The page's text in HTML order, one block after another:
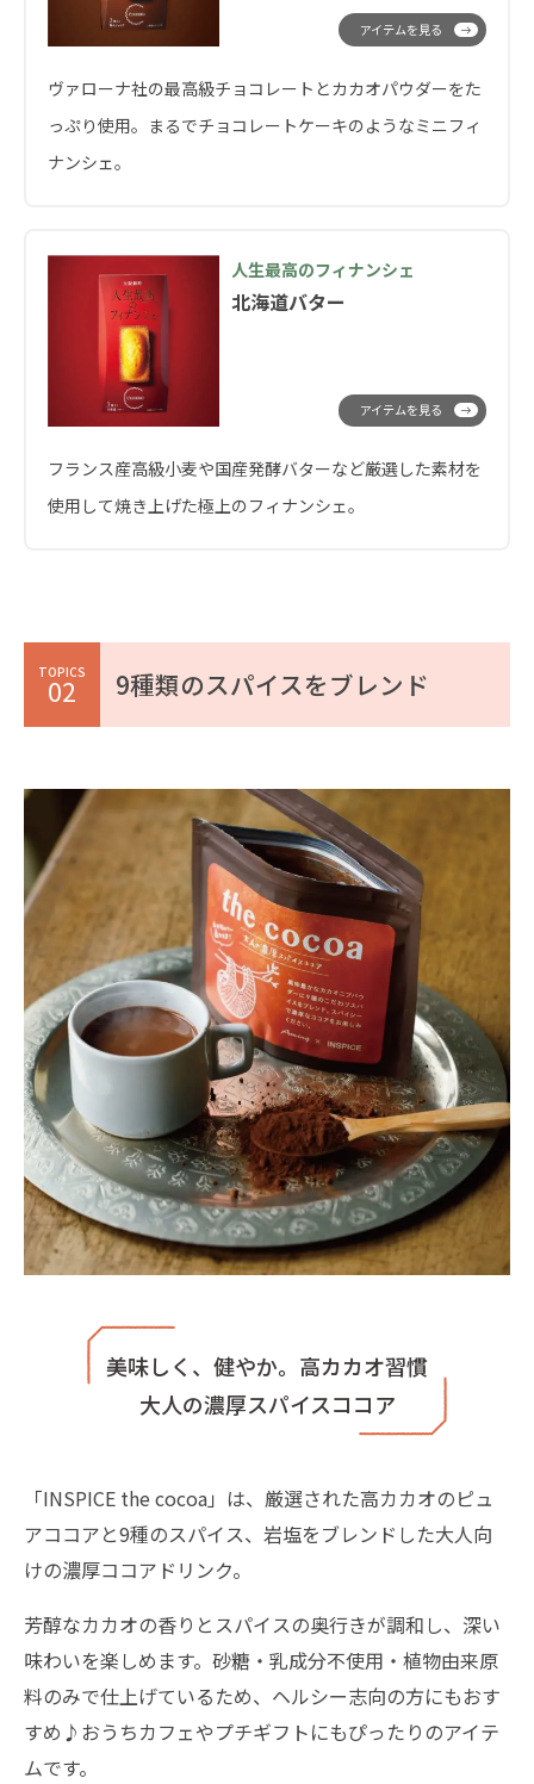
ヴァローナ社の最高級チョコレートとカカオパウダーをた
っぷり使用。まるでチョコレートケーキのようなミニフィ
ナンシェ。
アイテムを見る
北海道バター
人生最高のフィナンシェ
フランス産高級小麦や国産発酵バターなど厳選した素材を
使用して焼き上げた極上のフィナンシェ。
アイテムを見る
TOPICS
02 9種類のスパイスをブレンド
美味しく、健やか。高カカオ習慣
大人の濃厚スパイスココア
「INSPICE the cocoa」は、厳選された高カカオのピュ
アココアと9種のスパイス、岩塩をブレンドした大人向
けの濃厚ココアドリンク。
芳醇なカカオの香りとスパイスの奥行きが調和し、深い
味わいを楽しめます。砂糖・乳成分不使用・植物由来原
料のみで仕上げているため、ヘルシー志向の方にもおす
すめ♪おうちカフェやプチギフトにもぴったりのアイテ
ムです。